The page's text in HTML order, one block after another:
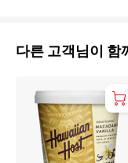
다른 고객님이 함